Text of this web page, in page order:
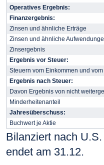
Operatives Ergebnis:
Finanzergebnis:
Zinsen und ähnliche Erträge
Zinsen und ähnliche
Zinsergebnis
Ergebnis vor Steuer:
Steuern vom Einkommen und
Ergebnis nach Steuer:
Davon Ergebnis von nicht
Minderheitenanteil
Jahresüberschuss:
Buchwert je Aktie
Bilanziert nach
endet am 31.12.